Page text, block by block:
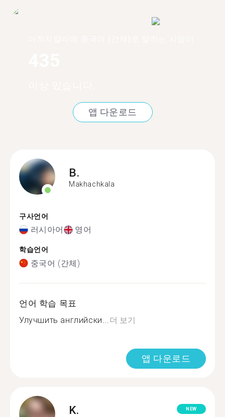
앱 다운로드
B.
Makhachkala
구사언어
러시아어 영어
학습언어
중국어 (간체)
언어 학습 목표
Улучшить английски... 더 보기
앱 다운로드
K. NEW